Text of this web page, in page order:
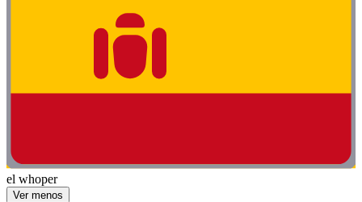
el whoper
Ver menos